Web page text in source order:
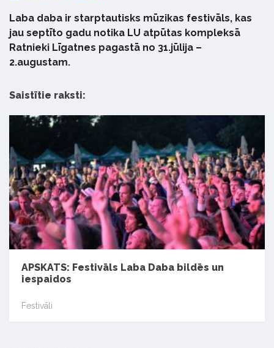
Laba daba ir starptautisks mūzikas festivāls, kas
jau septīto gadu notika LU atpūtas kompleksā
Ratnieki Līgatnes pagastā no 31.jūlija –
2.augustam.
Saistītie raksti:
APSKATS: Festivāls Laba Daba bildēs un
iespaidos
Festivāli